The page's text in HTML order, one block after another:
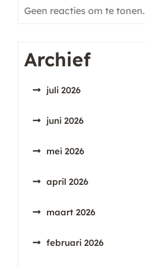
Geen reacties om te tonen.
Archief
juli 2026
juni 2026
mei 2026
april 2026
maart 2026
februari 2026